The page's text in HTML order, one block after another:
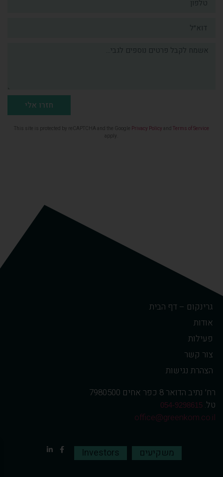
חזרו אלי
This site is protected by reCAPTCHA and the Google Privacy Policy and Terms of Service
apply.
גרינקום – דף הבית
אודות
פעילות
צור קשר
הצהרת נגישות
רח׳ נתיב הדואר 8 כפר אחים 7980500
טל. 054-9298615
office@greenkom.co.il
משקיעים Investors